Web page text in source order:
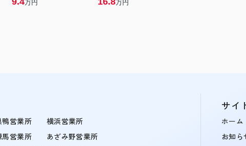
万円 万円
鴨営業所
馬営業所
横浜営業所
あざみ野営業所
サイ
ホーム
お知ら